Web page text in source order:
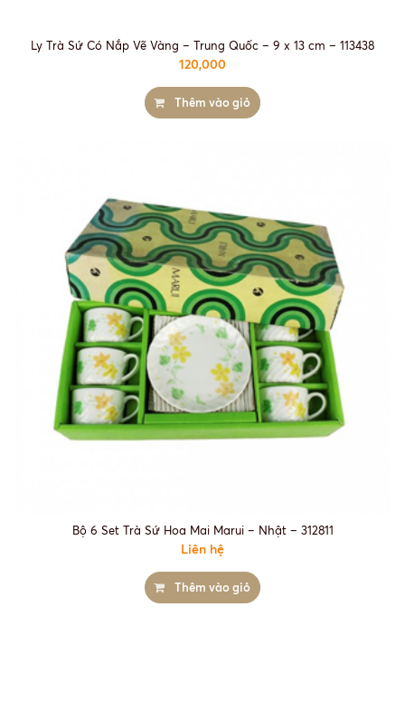
Ly Trà Sứ Có Nắp Vẽ Vàng – Trung Quốc – 9 x 13 cm – 113438
120,000
Thêm vào giỏ
Bộ 6 Set Trà Sứ Hoa Mai Marui – Nhật – 312811
Liên hệ
Thêm vào giỏ